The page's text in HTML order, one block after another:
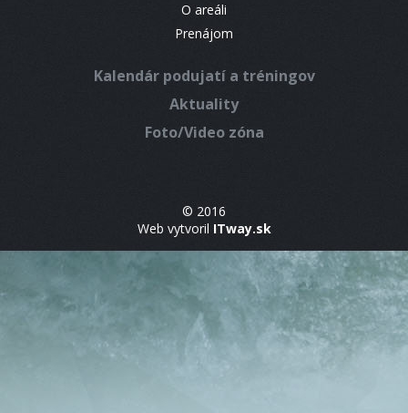
O areáli
Prenájom
Kalendár podujatí a tréningov
Aktuality
Foto/Video zóna
© 2016
Web vytvoril ITway.sk